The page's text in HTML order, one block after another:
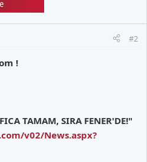
#2
!
TAMAM, SIRA FENER'DE!"
v02/News.aspx?